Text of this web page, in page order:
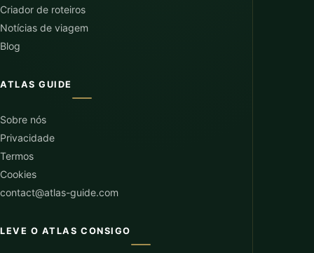
Criador de roteiros
Notícias de viagem
Blog
ATLAS GUIDE
Sobre nós
Privacidade
Termos
Cookies
contact@atlas-guide.com
LEVE O ATLAS CONSIGO